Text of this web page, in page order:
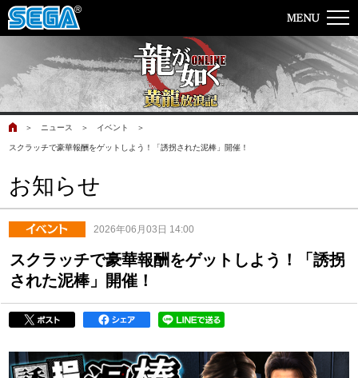
＞ ニュース ＞ イベント ＞
スクラッチで豪華報酬をゲットしよう！「誘拐された泥棒」開催！
お知らせ
2026年06月03日 14:00
スクラッチで豪華報酬をゲットしよう！「誘拐
された泥棒」開催！